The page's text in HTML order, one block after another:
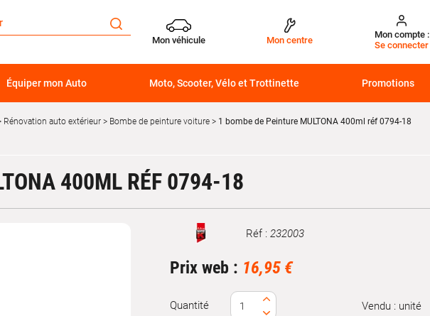
Mon véhicule Mon centre
Mon compte :
Se connecter
Équiper mon Auto Moto, Scooter, Vélo et Trottinette Promotions
Rénovation auto extérieur Bombe de peinture voiture 1 bombe de Peinture MULTONA 400ml réf 0794-18
400ML RÉF 0794-18
Marque Réf : 232003
Prix web : 16,95 €
Quantité Vendu : unité